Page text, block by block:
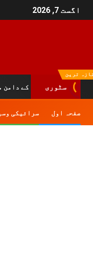
اگست 7, 2026
ترین
سٹوری
کوہ سلیمان کے دامن میں
صفحہ اول سرائیکی